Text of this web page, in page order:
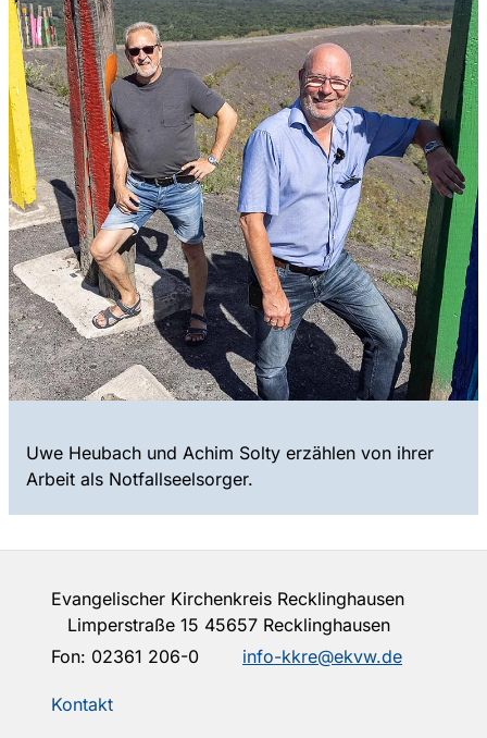
Uwe Heubach und Achim Solty erzählen von ihrer
Arbeit als Notfallseelsorger.
Evangelischer Kirchenkreis Recklinghausen
Limperstraße 15 45657 Recklinghausen
Fon: 02361 206-0 info-kkre@ekvw.de
Kontakt